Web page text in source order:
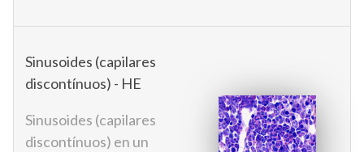
Sinusoides (capilares
discontínuos) - HE
Sinusoides (capilares
discontínuos) en un